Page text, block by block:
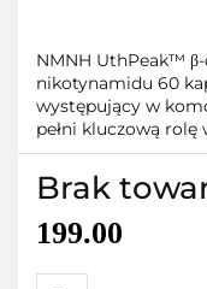
NMNH UthPeak™
nikotynamidu 60
występujący w
pełni kluczową
Brak
199.00